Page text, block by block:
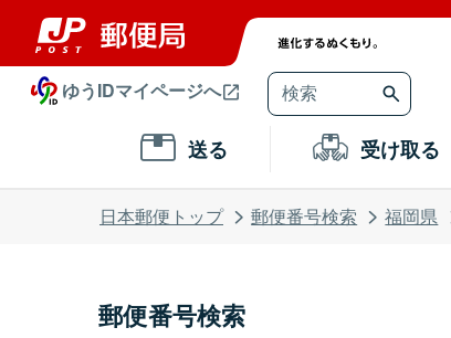
ゆうIDマイページへ
送る 受け取る
日本郵便トップ 郵便番号検索 福岡県
郵便番号検索